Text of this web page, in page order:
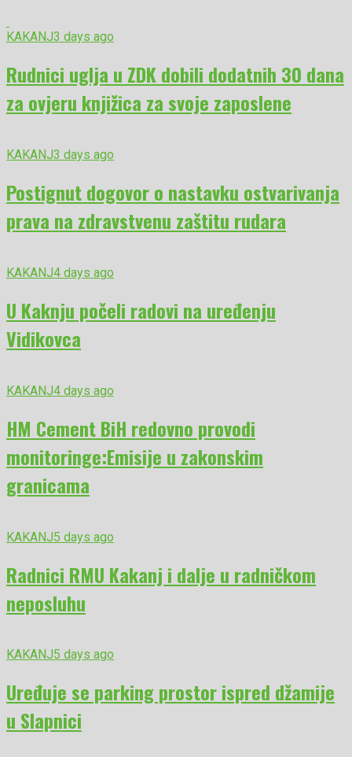
KAKANJ3 days ago
Rudnici uglja u ZDK dobili dodatnih 30 dana
za ovjeru knjižica za svoje zaposlene
KAKANJ3 days ago
Postignut dogovor o nastavku ostvarivanja
prava na zdravstvenu zaštitu rudara
KAKANJ4 days ago
U Kaknju počeli radovi na uređenju
Vidikovca
KAKANJ4 days ago
HM Cement BiH redovno provodi
monitoringe:Emisije u zakonskim
granicama
KAKANJ5 days ago
Radnici RMU Kakanj i dalje u radničkom
neposluhu
KAKANJ5 days ago
Uređuje se parking prostor ispred džamije
u Slapnici